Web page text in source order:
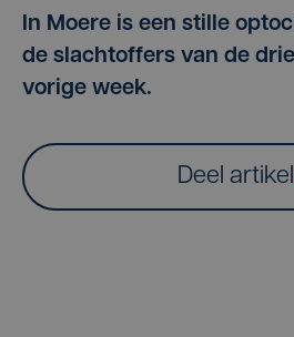
In Moere is een stille
de slachtoffers van de
vorige week.
Deel artikel